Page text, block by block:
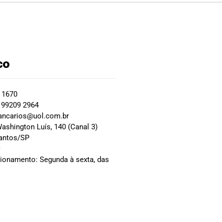
2964
Luís, 140 (Canal 3)
SP
Segunda à sexta, das